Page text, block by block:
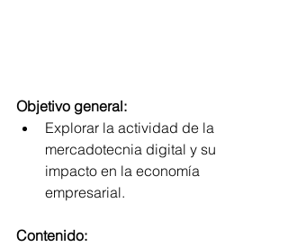
Objetivo general:
Explorar la actividad de la
mercadotecnia digital y su
impacto en la economía
empresarial.
Contenido: